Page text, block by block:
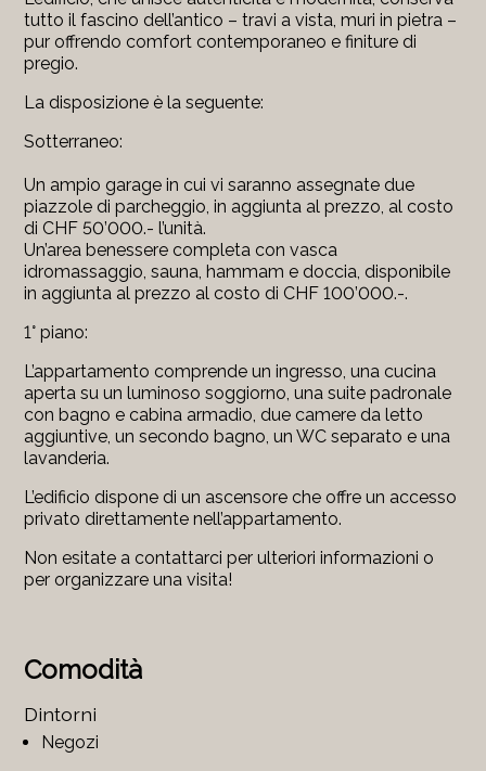
tutto il fascino dell’antico – travi a vista, muri in pietra –
pur offrendo comfort contemporaneo e finiture di
pregio.
La disposizione è la seguente:
Sotterraneo:
Un ampio garage in cui vi saranno assegnate due
piazzole di parcheggio, in aggiunta al prezzo, al costo
di CHF 50’000.- l’unità.
Un’area benessere completa con vasca
idromassaggio, sauna, hammam e doccia, disponibile
in aggiunta al prezzo al costo di CHF 100’000.-.
1° piano:
L’appartamento comprende un ingresso, una cucina
aperta su un luminoso soggiorno, una suite padronale
con bagno e cabina armadio, due camere da letto
aggiuntive, un secondo bagno, un WC separato e una
lavanderia.
L’edificio dispone di un ascensore che offre un accesso
privato direttamente nell’appartamento.
Non esitate a contattarci per ulteriori informazioni o
per organizzare una visita!
Comodità
Dintorni
Negozi